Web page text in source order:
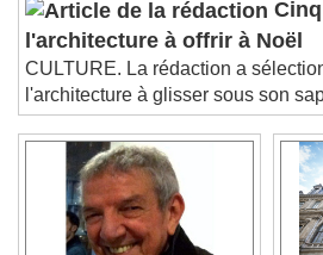
This is a modal window.
Beginning of dialog window.
and close the window.
Text
Color
Text Background
Color
l'architecture à offrir à Noël
CULTURE. La rédaction a
l'architecture à glisser sous son